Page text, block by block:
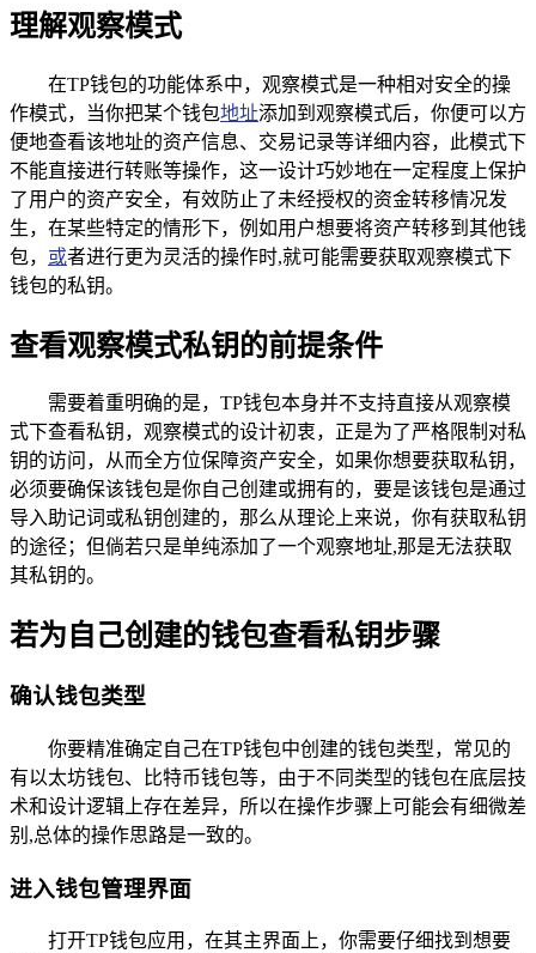
理解观察模式
在TP钱包的功能体系中，观察模式是一种相对安全的操
作模式，当你把某个钱包地址添加到观察模式后，你便可以方
便地查看该地址的资产信息、交易记录等详细内容，此模式下
不能直接进行转账等操作，这一设计巧妙地在一定程度上保护
了用户的资产安全，有效防止了未经授权的资金转移情况发
生，在某些特定的情形下，例如用户想要将资产转移到其他钱
包， 或者进行更为灵活的操作时,就可能需要获取观察模式下
钱包的私钥。
查看观察模式私钥的前提条件
需要着重明确的是，TP钱包本身并不支持直接从观察模
式下查看私钥，观察模式的设计初衷，正是为了严格限制对私
钥的访问，从而全方位保障资产安全，如果你想要获取私钥，
必须要确保该钱包是你自己创建或拥有的，要是该钱包是通过
导入助记词或私钥创建的，那么从理论上来说，你有获取私钥
的途径；但倘若只是单纯添加了一个观察地址,那是无法获取
其私钥的。
若为自己创建的钱包查看私钥步骤
确认钱包类型
你要精准确定自己在TP钱包中创建的钱包类型，常见的
有以太坊钱包、比特币钱包等，由于不同类型的钱包在底层技
术和设计逻辑上存在差异，所以在操作步骤上可能会有细微差
别,总体的操作思路是一致的。
进入钱包管理界面
打开TP钱包应用，在其主界面上，你需要仔细找到想要